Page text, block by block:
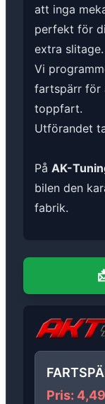
att inga
perfekt för
extra slitage.
Vi
fartspärr för
toppfart.
Utförandet
På AK-
bilen den
fabrik.
Pris: